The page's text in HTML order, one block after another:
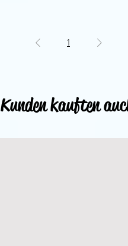
1
Kunden kauften